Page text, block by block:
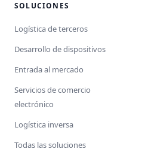
SOLUCIONES
Logística de terceros
Desarrollo de dispositivos
Entrada al mercado
Servicios de comercio
electrónico
Logística inversa
Todas las soluciones